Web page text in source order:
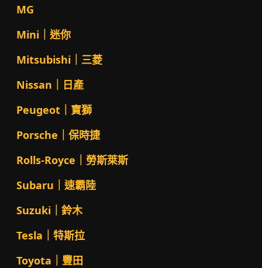
MG
Mini｜迷你
Mitsubishi｜三菱
Nissan｜日產
Peugeot｜寶獅
Porsche｜保時捷
Rolls-Royce｜勞斯萊斯
Subaru｜速霸陸
Suzuki｜鈴木
Tesla｜特斯拉
Toyota｜豐田